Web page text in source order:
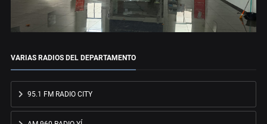
VARIAS RADIOS DEL DEPARTAMENTO
95.1 FM RADIO CITY